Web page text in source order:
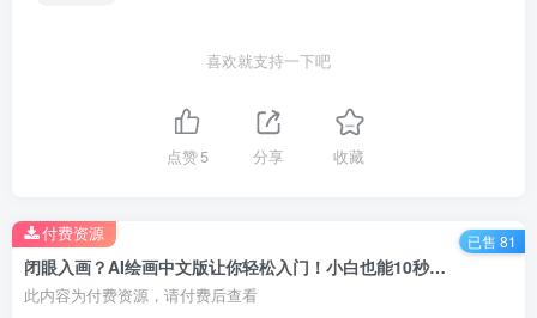
喜欢就支持一下吧
点赞5 分享 收藏
闭眼入画？AI绘画中文版让你轻松入门！小白也能10秒一键出图，轻松月入过万
此内容为付费资源，请付费后查看
付费资源 已售 81